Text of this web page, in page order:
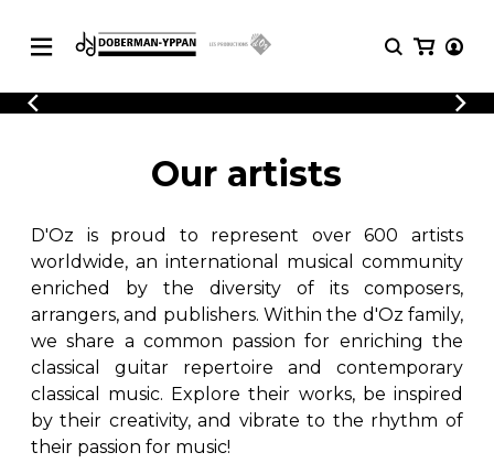
CATALOGUE
Explore our sheet music catalog, rich in
original works and quality arrangements.
SHEET MUSIC FOR GUITAR
SHEET MUSIC FOR OTHER
INSTRUMENTS
SHEET MUSIC FOR ENSEMBLE
Explore our sheet music catalog, rich
in original works and quality
arrangements.
Methods
Solo Guitar
2 Guitars
3 Guitars
4 Guitars
5 Guitars and More
Guitar Ensemble
Guitar Orchestra
Our artists
D'Oz is proud to represent over 600 artists
worldwide, an international musical community
enriched by the diversity of its composers,
arrangers, and publishers. Within the d'Oz family,
we share a common passion for enriching the
classical guitar repertoire and contemporary
classical music. Explore their works, be inspired
by their creativity, and vibrate to the rhythm of
their passion for music!